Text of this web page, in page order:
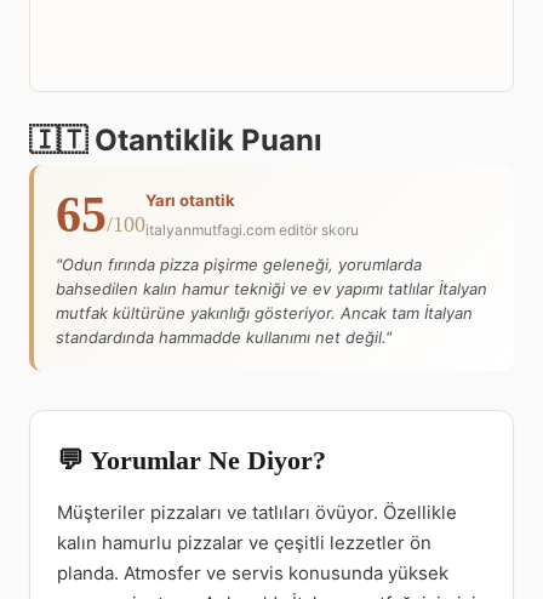
🇮🇹 Otantiklik Puanı
65/100
Yarı otantik
italyanmutfagi.com editör skoru
"Odun fırında pizza pişirme geleneği, yorumlarda
bahsedilen kalın hamur tekniği ve ev yapımı tatlılar İtalyan
mutfak kültürüne yakınlığı gösteriyor. Ancak tam İtalyan
standardında hammadde kullanımı net değil."
💬 Yorumlar Ne Diyor?
Müşteriler pizzaları ve tatlıları övüyor. Özellikle
kalın hamurlu pizzalar ve çeşitli lezzetler ön
planda. Atmosfer ve servis konusunda yüksek